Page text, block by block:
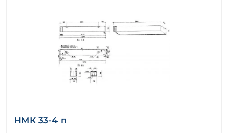
НМК 33-4 п